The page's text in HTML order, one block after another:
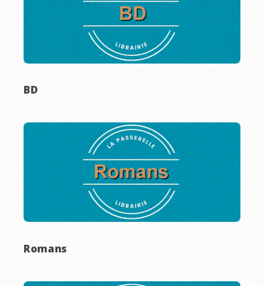
BD
Romans